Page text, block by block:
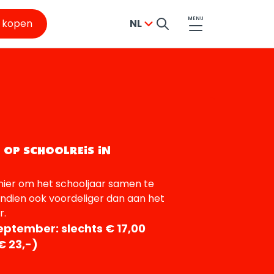
NL MENU
SCHOOLREIS IN
om het schooljaar samen te
ook voordeliger dan aan het
slechts € 17,00
23,-)